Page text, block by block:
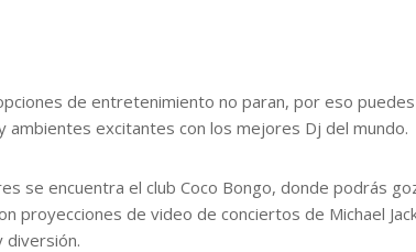
de entretenimiento no paran, por eso
ambientes excitantes con los mejores Dj del mundo.
se encuentra el club Coco Bongo, donde podrás
proyecciones de video de conciertos de Michael
diversión.